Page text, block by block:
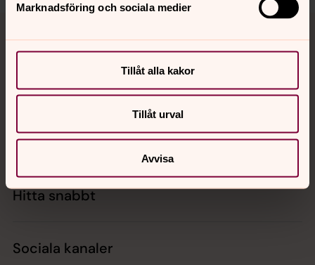
Marknadsföring och sociala medier
Tillåt alla kakor
Tillåt urval
Avvisa
Tillbaka till toppen
Tillbaka till innehållet
Kontakt
Kalender
Hitta snabbt
Sociala kanaler